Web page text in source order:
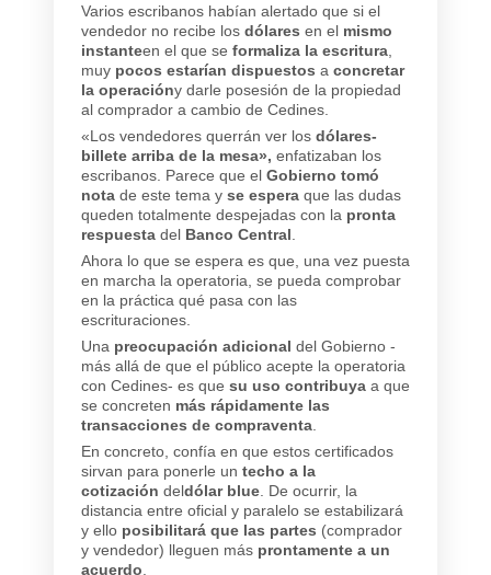
Varios escribanos habían alertado que si el
vendedor no recibe los dólares en el mismo
instanteen el que se formaliza la escritura
muy pocos estarían dispuestos a concretar
la operacióny darle posesión de la propiedad
al comprador a cambio de Cedines.
«Los vendedores querrán ver los dólares-
billete arriba de la mesa», enfatizaban los
escribanos. Parece que el Gobierno tomó
nota de este tema y se espera que las dudas
queden totalmente despejadas con la pronta
respuesta del Banco Central
Ahora lo que se espera es que, una vez puesta
en marcha la operatoria, se pueda comprobar
en la práctica qué pasa con las
escrituraciones.
Una preocupación adicional del Gobierno -
más allá de que el público acepte la operatoria
con Cedines- es que su uso contribuya a que
se concreten más rápidamente las
transacciones de compraventa
En concreto, confía en que estos certificados
sirvan para ponerle un techo a la
cotización deldólar blue . De ocurrir, la
distancia entre oficial y paralelo se estabilizará
y ello posibilitará que las partes (comprador
y vendedor) lleguen más prontamente a un
acuerdo